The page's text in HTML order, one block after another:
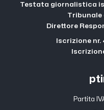
Testata giornalistica
Tribunale
Direttore
Iscrizione nr.
Partita